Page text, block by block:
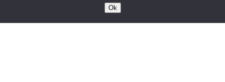
This site is protected bywp-copyrightpro.com
Ok